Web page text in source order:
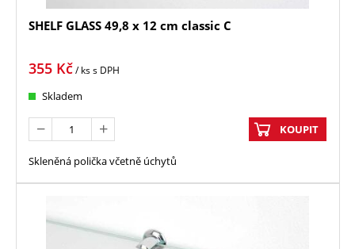
SHELF GLASS 49,8 x 12 cm classic C
355 Kč/ kss DPH
Skladem
KOUPIT
Skleněná polička včetně úchytů